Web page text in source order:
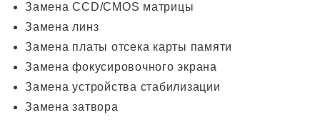
Замена CCD/CMOS матрицы
Замена линз
Замена платы отсека карты памяти
Замена фокусировочного экрана
Замена устройства стабилизации
Замена затвора